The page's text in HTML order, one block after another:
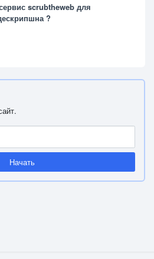
scrubtheweb для
?
Начать